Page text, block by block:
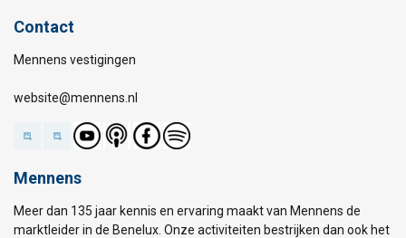
Contact
Mennens vestigingen
website@mennens.nl
Mennens
Meer dan 135 jaar kennis en ervaring maakt van Mennens de
marktleider in de Benelux. Onze activiteiten bestrijken dan ook het